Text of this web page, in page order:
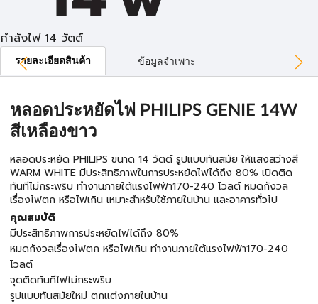
กำลังไฟ 14 วัตต์
รายละเอียดสินค้า ข้อมูลจำเพาะ
หลอดประหยัดไฟ PHILIPS GENIE 14W
สีเหลืองขาว
หลอดประหยัด PHILIPS ขนาด 14 วัตต์ รูปแบบทันสมัย ให้แสงสว่างสี
WARM WHITE มีประสิทธิภาพในการประหยัดไฟได้ถึง 80% เปิดติด
ทันทีไม่กระพริบ ทำงานภายใต้แรงไฟฟ้า170-240 โวลต์ หมดกังวล
เรื่องไฟตก หรือไฟเกิน เหมาะสำหรับใช้ภายในบ้าน และอาคารทั่วไป
คุณสมบัติ
มีประสิทธิภาพการประหยัดไฟได้ถึง 80%
หมดกังวลเรื่องไฟตก หรือไฟเกิน ทำงานภายใต้แรงไฟฟ้า170-240
โวลต์
จุดติดทันทีไฟไม่กระพริบ
รูปแบบทันสมัยใหม่ ตกแต่งภายในบ้าน